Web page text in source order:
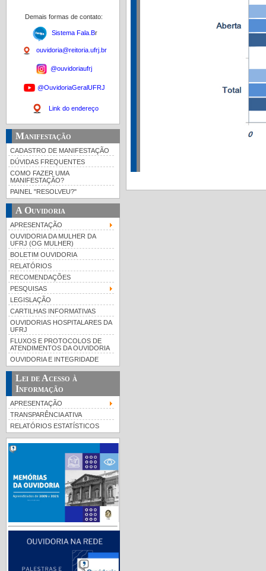
Demais formas de contato:
Sistema Fala.Br
ouvidoria@reitoria.ufrj.br
@ouvidoriaufrj
@OuvidoriaGeralUFRJ
Link do endereço
Manifestação
CADASTRO DE MANIFESTAÇÃO
DÚVIDAS FREQUENTES
COMO FAZER UMA
MANIFESTAÇÃO?
PAINEL "RESOLVEU?"
A Ouvidoria
APRESENTAÇÃO
OUVIDORIA DA MULHER DA
UFRJ (OG MULHER)
BOLETIM OUVIDORIA
RELATÓRIOS
RECOMENDAÇÕES
PESQUISAS
LEGISLAÇÃO
CARTILHAS INFORMATIVAS
OUVIDORIAS HOSPITALARES DA
UFRJ
FLUXOS E PROTOCOLOS DE
ATENDIMENTOS DA OUVIDORIA
OUVIDORIA E INTEGRIDADE
Lei de Acesso à
Informação
APRESENTAÇÃO
TRANSPARÊNCIA ATIVA
RELATÓRIOS ESTATÍSTICOS